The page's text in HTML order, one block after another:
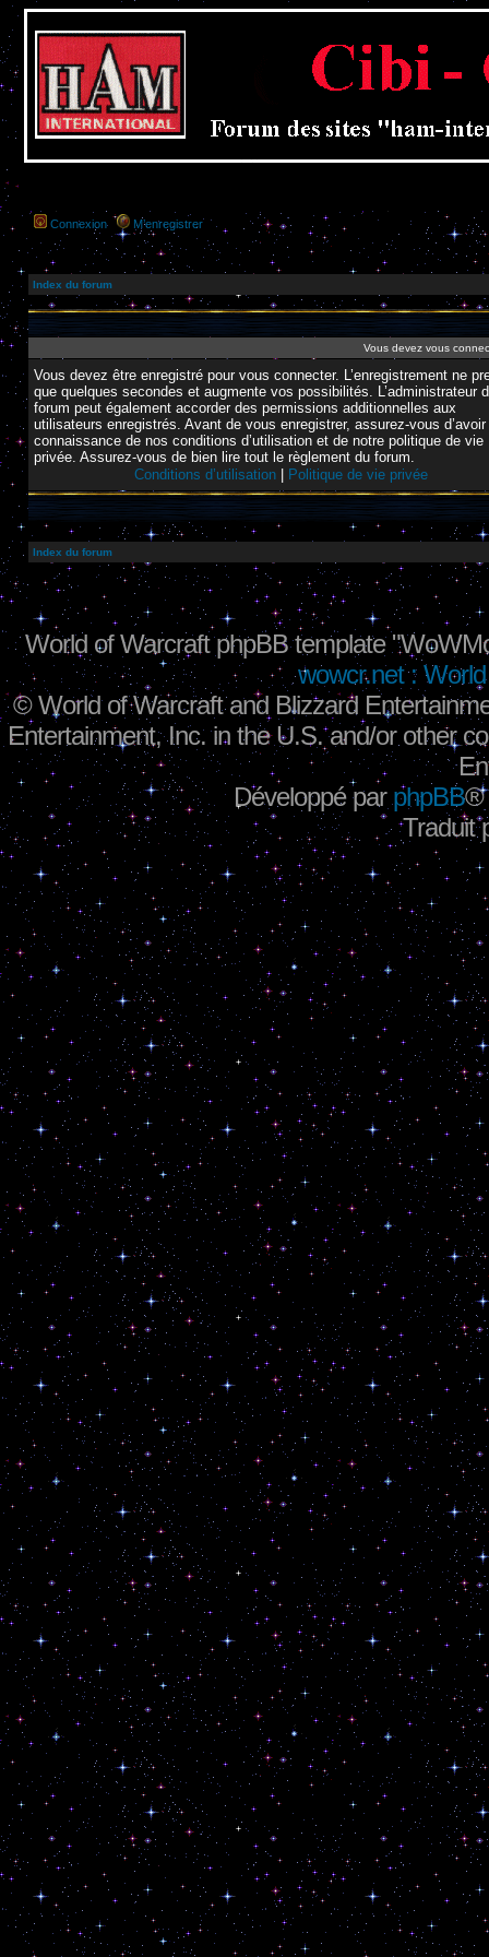
Connexion M’enregistrer
Index du forum
Vous devez vous
Vous devez être enregistré pour vous connecter. L’enregistrement ne
que quelques secondes et augmente vos possibilités. L’administrateur
forum peut également accorder des permissions additionnelles aux
utilisateurs enregistrés. Avant de vous enregistrer, assurez-vous
connaissance de nos conditions d’utilisation et de notre politique de vie
privée. Assurez-vous de bien lire tout le règlement du forum.
Conditions d’utilisation
Politique de vie privée
Index du forum
World of Warcraft phpBB template
wowcr.net :
©World of Warcraft and Blizzard
Entertainment, Inc. in the U.S. and/or other
Développé parphpBB®
Traduit